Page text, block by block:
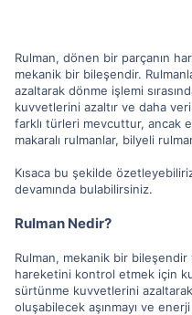
Rulman, dönen bir parçanın
mekanik bir bileşendir.
azaltarak dönme işlemi
kuvvetlerini azaltır ve daha
farklı türleri mevcuttur, ancak
makaralı rulmanlar, bilyeli
Kısaca bu şekilde
devamında bulabilirsiniz.
Rulman Nedir?
Rulman, mekanik bir
hareketini kontrol etmek için
sürtünme kuvvetlerini
oluşabilecek aşınmayı ve